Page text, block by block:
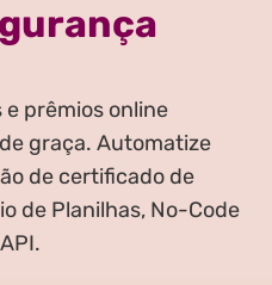
prêmios online
graça. Automatize
de certificado de
de Planilhas, No-Code